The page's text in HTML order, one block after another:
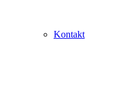
Kontakt